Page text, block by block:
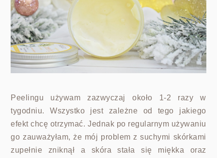
Peelingu używam zazwyczaj około 1-2 razy w
tygodniu. Wszystko jest zależne od tego jakiego
efekt chcę otrzymać. Jednak po regularnym używaniu
go zauważyłam, że mój problem z suchymi skórkami
zupełnie zniknął a skóra stała się miękka oraz